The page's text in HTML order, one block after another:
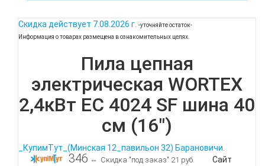
Скидка действует 7.08.2026 г. -уточняйте остаток-
Информация о товарах размещена в ознакомительных целях.
Пила цепная
электрическая WORTEX
2,4кВт EC 4024 SF шина 40
см (16")
_КупимТут_(Минская 12_павильон 32) Барановичи.
346 ⇔ Скидка "под заказ" 21 руб. Сайт